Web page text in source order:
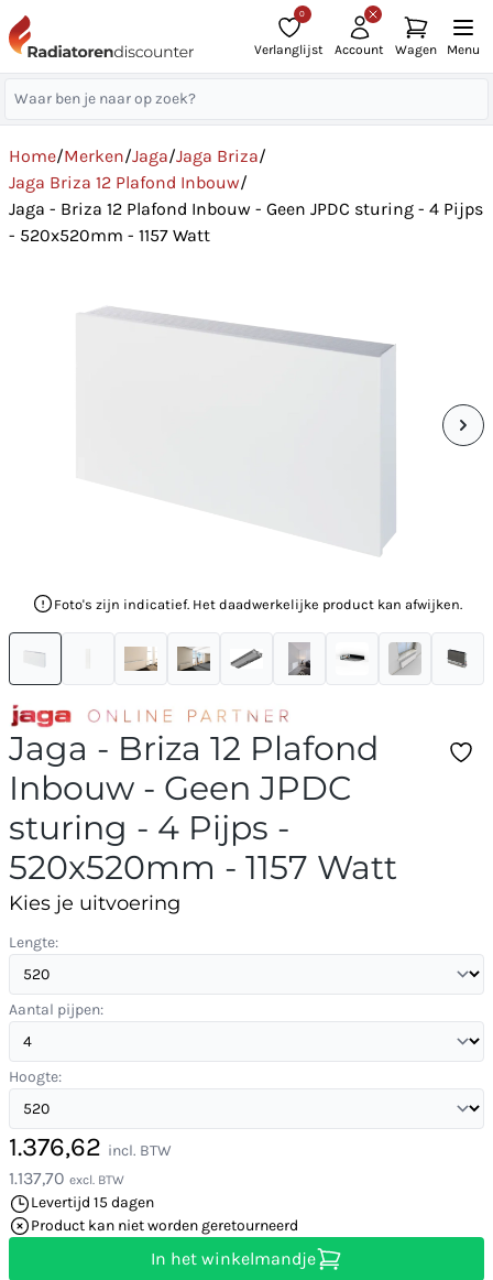
0
Verlanglijst Account Wagen Menu
Home/Merken/Jaga/Jaga Briza/
Jaga Briza 12 Plafond Inbouw/
Jaga - Briza 12 Plafond Inbouw - Geen JPDC sturing - 4 Pijps
- 520x520mm - 1157 Watt
Foto's zijn indicatief. Het daadwerkelijke product kan afwijken.
Jaga - Briza 12 Plafond
Inbouw - Geen JPDC
sturing - 4 Pijps -
520x520mm - 1157 Watt
Kies je uitvoering
Lengte:
Aantal pijpen:
Hoogte:
1.376,62 incl. BTW
1.137,70 excl. BTW
Levertijd 15 dagen
Product kan niet worden geretourneerd
In het winkelmandje